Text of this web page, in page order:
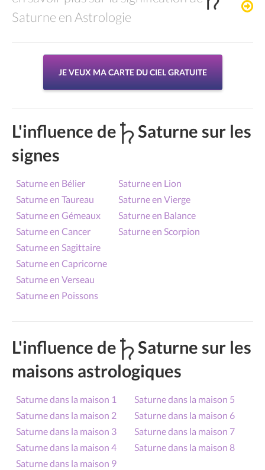
Saturne en Astrologie
JE VEUX MA CARTE DU CIEL GRATUITE
L'influence de
Saturne sur les
signes
Saturne en Bélier
Saturne en Taureau
Saturne en Gémeaux
Saturne en Cancer
Saturne en Lion
Saturne en Vierge
Saturne en Balance
Saturne en Scorpion
Saturne en Sagittaire
Saturne en Capricorne
Saturne en Verseau
Saturne en Poissons
L'influence de
Saturne sur les
maisons astrologiques
Saturne dans la maison 1
Saturne dans la maison 2
Saturne dans la maison 3
Saturne dans la maison 4
Saturne dans la maison 5
Saturne dans la maison 6
Saturne dans la maison 7
Saturne dans la maison 8
Saturne dans la maison 9